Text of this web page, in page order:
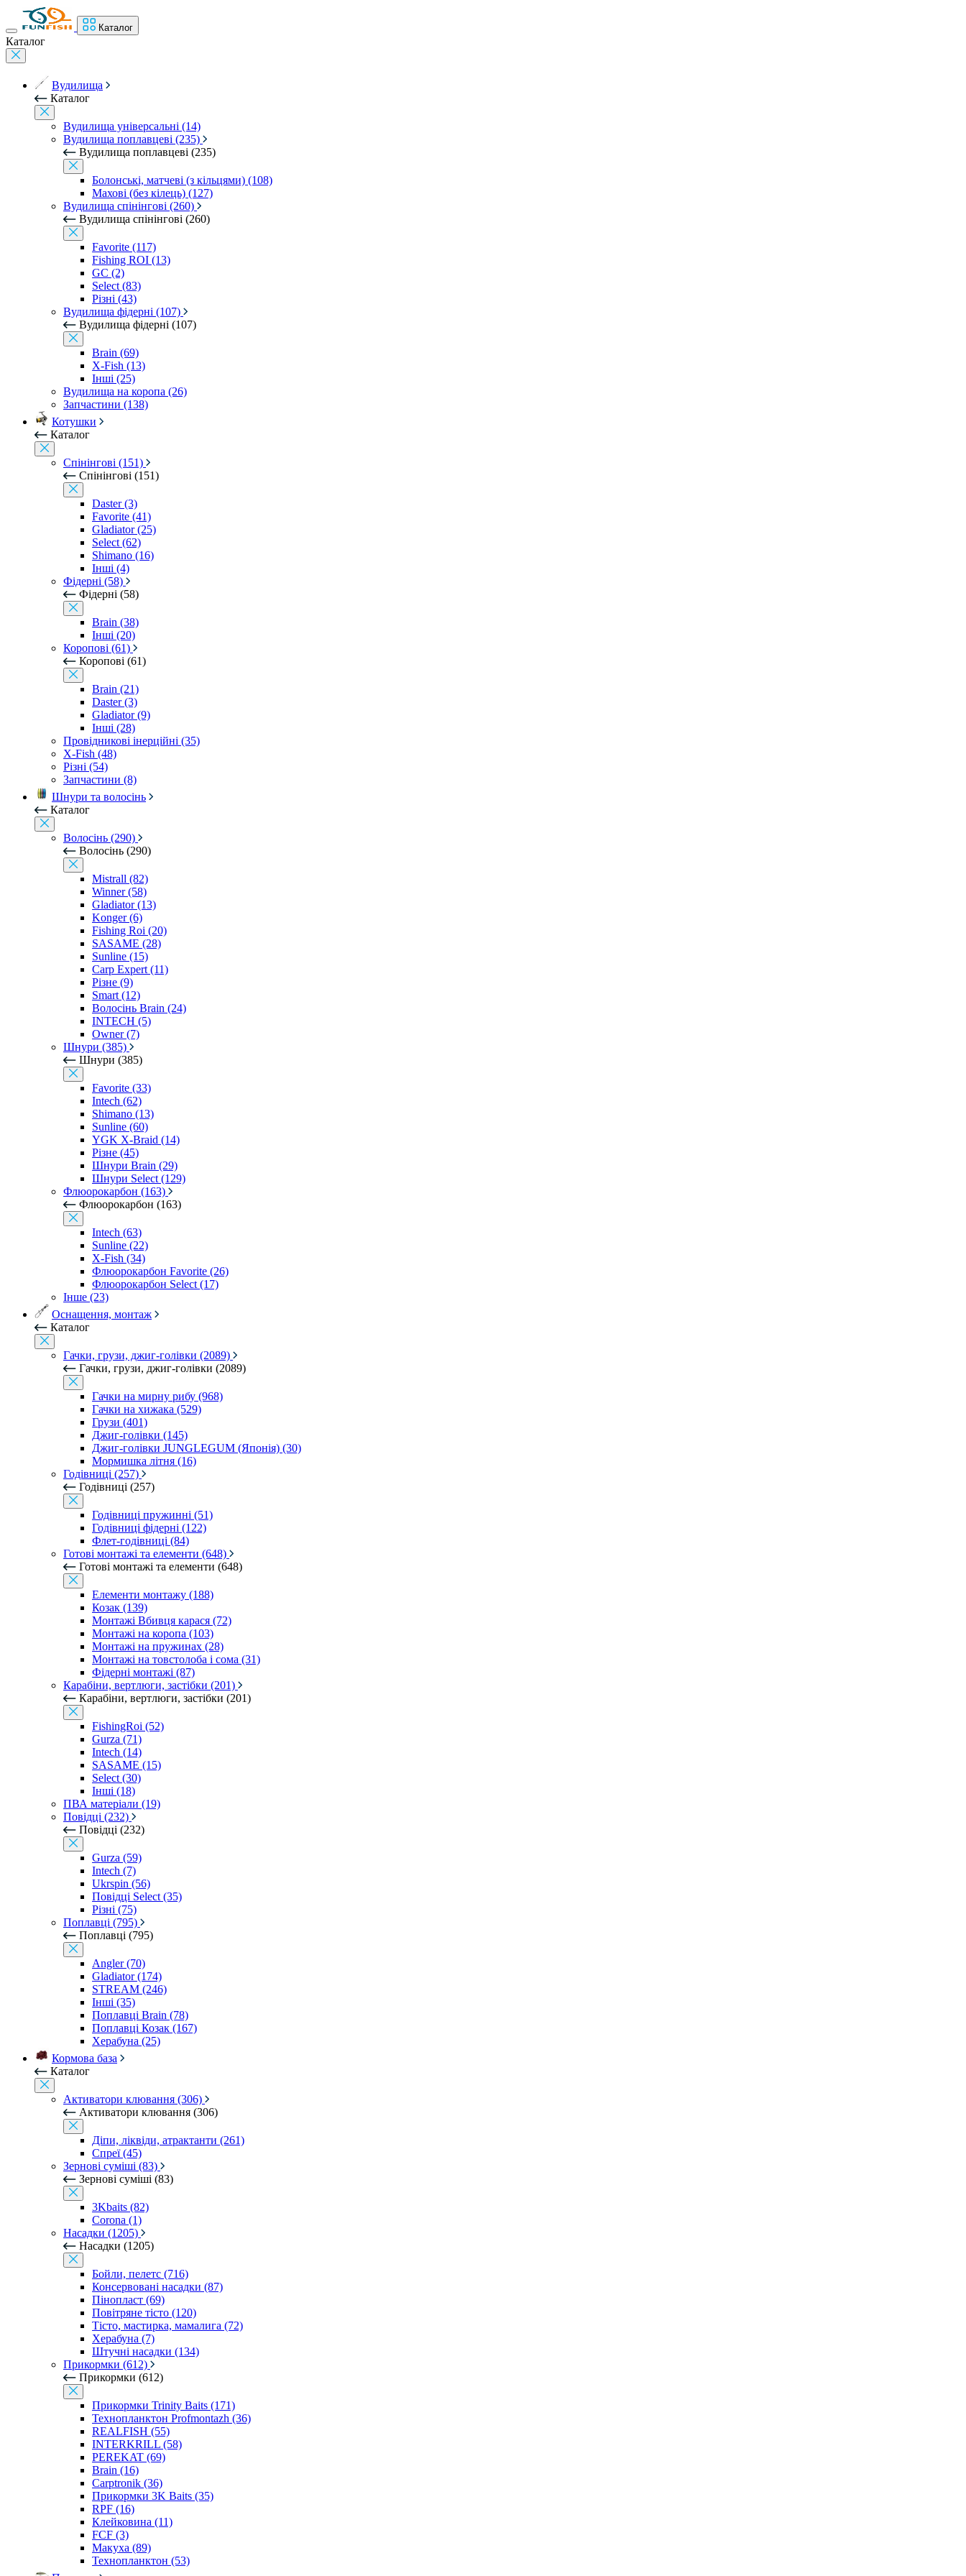
Каталог
Каталог
Вудилища
Каталог
Вудилища універсальні (14)
Вудилища поплавцеві (235)
Вудилища поплавцеві (235)
Болонські, матчеві (з кільцями) (108)
Махові (без кілець) (127)
Вудилища спінінгові (260)
Вудилища спінінгові (260)
Favorite (117)
Fishing ROI (13)
GC (2)
Select (83)
Різні (43)
Вудилища фідерні (107)
Вудилища фідерні (107)
Brain (69)
X-Fish (13)
Інші (25)
Вудилища на коропа (26)
Запчастини (138)
Котушки
Каталог
Спінінгові (151)
Спінінгові (151)
Daster (3)
Favorite (41)
Gladiator (25)
Select (62)
Shimano (16)
Інші (4)
Фідерні (58)
Фідерні (58)
Brain (38)
Інші (20)
Коропові (61)
Коропові (61)
Brain (21)
Daster (3)
Gladiator (9)
Інші (28)
Провідникові інерційні (35)
X-Fish (48)
Різні (54)
Запчастини (8)
Шнури та волосінь
Каталог
Волосінь (290)
Волосінь (290)
Mistrall (82)
Winner (58)
Gladiator (13)
Konger (6)
Fishing Roi (20)
SASAME (28)
Sunline (15)
Carp Expert (11)
Різне (9)
Smart (12)
Волосінь Brain (24)
INTECH (5)
Owner (7)
Шнури (385)
Шнури (385)
Favorite (33)
Intech (62)
Shimano (13)
Sunline (60)
YGK X-Braid (14)
Різне (45)
Шнури Brain (29)
Шнури Select (129)
Флюорокарбон (163)
Флюорокарбон (163)
Intech (63)
Sunline (22)
X-Fish (34)
Флюорокарбон Favorite (26)
Флюорокарбон Select (17)
Інше (23)
Оснащення, монтаж
Каталог
Гачки, грузи, джиг-голівки (2089)
Гачки, грузи, джиг-голівки (2089)
Гачки на мирну рибу (968)
Гачки на хижака (529)
Грузи (401)
Джиг-голівки (145)
Джиг-голівки JUNGLEGUM (Японія) (30)
Мормишка літня (16)
Годівниці (257)
Годівниці (257)
Годівниці пружинні (51)
Годівниці фідерні (122)
Флет-годівниці (84)
Готові монтажі та елементи (648)
Готові монтажі та елементи (648)
Елементи монтажу (188)
Козак (139)
Монтажі Вбивця карася (72)
Монтажі на коропа (103)
Монтажі на пружинах (28)
Монтажі на товстолоба і сома (31)
Фідерні монтажі (87)
Карабіни, вертлюги, застібки (201)
Карабіни, вертлюги, застібки (201)
FishingRoi (52)
Gurza (71)
Intech (14)
SASAME (15)
Select (30)
Інші (18)
ПВА матеріали (19)
Повідці (232)
Повідці (232)
Gurza (59)
Intech (7)
Ukrspin (56)
Повідці Select (35)
Різні (75)
Поплавці (795)
Поплавці (795)
Angler (70)
Gladiator (174)
STREAM (246)
Інші (35)
Поплавці Brain (78)
Поплавці Козак (167)
Херабуна (25)
Кормова база
Каталог
Активатори клювання (306)
Активатори клювання (306)
Діпи, ліквіди, атрактанти (261)
Спреї (45)
Зернові суміші (83)
Зернові суміші (83)
3Kbaits (82)
Corona (1)
Насадки (1205)
Насадки (1205)
Бойли, пелетс (716)
Консервовані насадки (87)
Пінопласт (69)
Повітряне тісто (120)
Тісто, мастирка, мамалига (72)
Херабуна (7)
Штучні насадки (134)
Прикормки (612)
Прикормки (612)
Прикормки Trinity Baits (171)
Технопланктон Profmontazh (36)
REALFISH (55)
INTERKRILL (58)
PEREKAT (69)
Brain (16)
Carptronik (36)
Прикормки 3K Baits (35)
RPF (16)
Клейковина (11)
FCF (3)
Макуха (89)
Технопланктон (53)